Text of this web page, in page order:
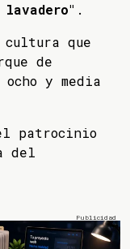
.
que
de
y media
patrocinio
del